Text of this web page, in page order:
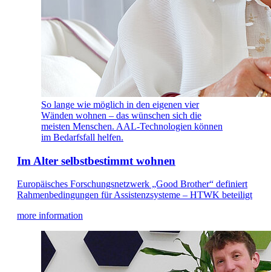
So lange wie möglich in den eigenen vier
Wänden wohnen – das wünschen sich die
meisten Menschen. AAL-Technologien können
im Bedarfsfall helfen.
Im Alter selbstbestimmt wohnen
Europäisches Forschungsnetzwerk „Good Brother“ definiert
Rahmenbedingungen für Assistenzsysteme – HTWK beteiligt
more information